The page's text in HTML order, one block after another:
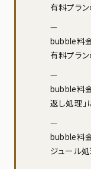
有料プラ
bubble料金
有料プラ
bubble料
返し処理
bubble料
ジュール